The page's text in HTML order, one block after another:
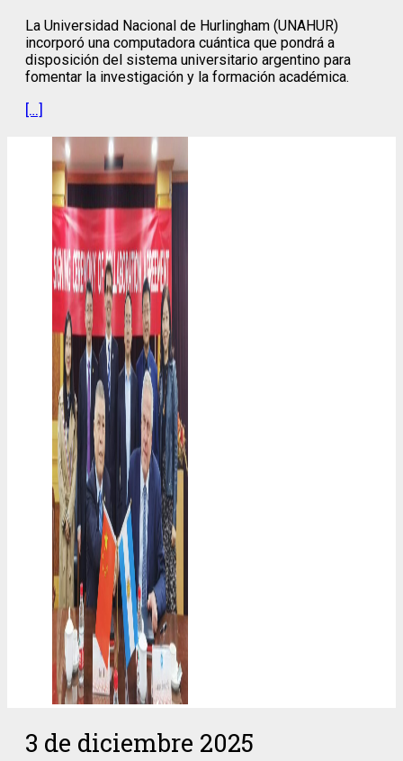
La Universidad Nacional de Hurlingham (UNAHUR)
incorporó una computadora cuántica que pondrá a
disposición del sistema universitario argentino para
fomentar la investigación y la formación académica.
[…]
3 de diciembre 2025